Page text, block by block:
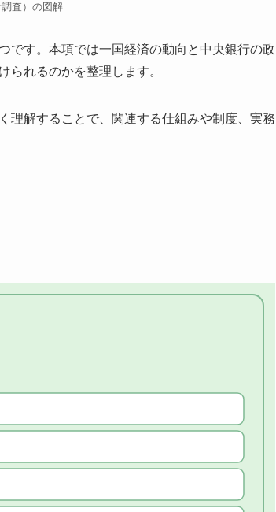
査）の図解
です。本項では一国経済の動向と中央銀行の政
られるのかを整理します。
理解することで、関連する仕組みや制度、実務